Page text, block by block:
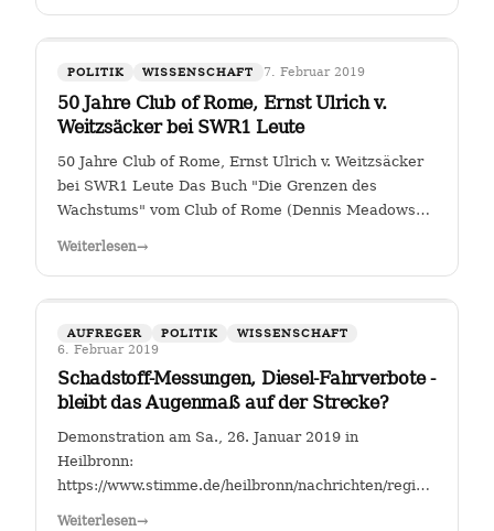
POLITIK WISSENSCHAFT 7. Februar 2019
50 Jahre Club of Rome, Ernst Ulrich v.
Weitzsäcker bei SWR1 Leute
50 Jahre Club of Rome, Ernst Ulrich v. Weitzsäcker
bei SWR1 Leute Das Buch "Die Grenzen des
Wachstums" vom Club of Rome (Dennis Meadows
Weiterlesen→
AUFREGER POLITIK WISSENSCHAFT
6. Februar 2019
Schadstoff-Messungen, Diesel-Fahrverbote -
bleibt das Augenmaß auf der Strecke?
Demonstration am Sa., 26. Januar 2019 in
Heilbronn:
https://www.stimme.de/heilbronn/nachrichten/region/
Fahrverbote-Proteststimmung-
Weiterlesen→